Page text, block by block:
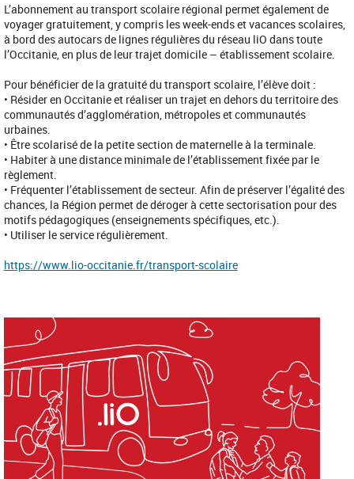
L’abonnement au transport scolaire régional permet également de
voyager gratuitement, y compris les week-ends et vacances scolaires,
à bord des autocars de lignes régulières du réseau liO dans toute
l’Occitanie, en plus de leur trajet domicile – établissement scolaire.
Pour bénéficier de la gratuité du transport scolaire, l’élève doit :
• Résider en Occitanie et réaliser un trajet en dehors du territoire des
communautés d’agglomération, métropoles et communautés
urbaines.
• Être scolarisé de la petite section de maternelle à la terminale.
• Habiter à une distance minimale de l’établissement fixée par le
règlement.
• Fréquenter l’établissement de secteur. Afin de préserver l’égalité des
chances, la Région permet de déroger à cette sectorisation pour des
motifs pédagogiques (enseignements spécifiques, etc.).
• Utiliser le service régulièrement.
https://www.lio-occitanie.fr/transport-scolaire